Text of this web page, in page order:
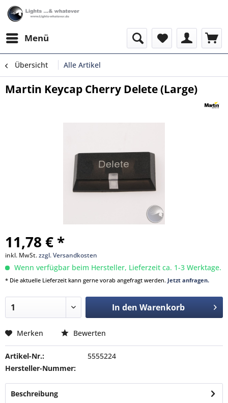
Menü
Übersicht Alle Artikel
Martin Keycap Cherry Delete (Large)
11,78 € *
inkl. MwSt.zzgl. Versandkosten
Wenn verfügbar beim Hersteller, Lieferzeit ca. 1-3 Werktage.
* Die aktuelle Lieferzeit kann gerne vorab angefragt werden. Jetzt anfragen.
In den Warenkorb
Merken Bewerten
Artikel-Nr.:
5555224
Hersteller-Nummer:
Beschreibung